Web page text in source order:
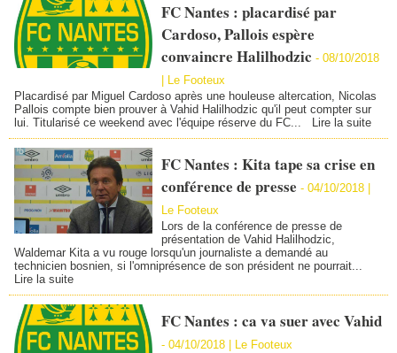
FC Nantes : placardisé par
Cardoso, Pallois espère
convaincre Halilhodzic - 08/10/2018
| Le Footeux
Placardisé par Miguel Cardoso après une houleuse altercation, Nicolas
Pallois compte bien prouver à Vahid Halilhodzic qu'il peut compter sur
lui. Titularisé ce weekend avec l'équipe réserve du FC...
Lire la suite
FC Nantes : Kita tape sa crise en
conférence de presse - 04/10/2018 |
Le Footeux
Lors de la conférence de presse de
présentation de Vahid Halilhodzic,
Waldemar Kita a vu rouge lorsqu'un journaliste a demandé au
technicien bosnien, si l'omniprésence de son président ne pourrait...
Lire la suite
FC Nantes : ca va suer avec Vahid
- 04/10/2018 | Le Footeux